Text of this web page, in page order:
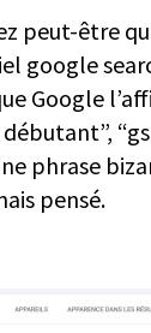
peut-être
google
Google
phrase
pensé.